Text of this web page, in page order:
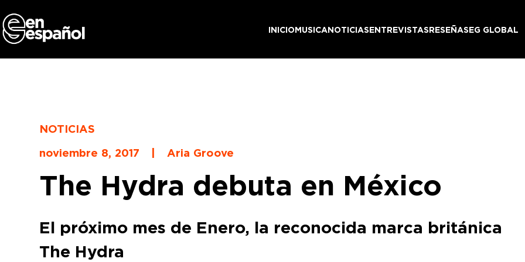
to
content
INICIOMUSICANOTICIASENTREVISTASRESEÑASEG GLOBAL
NOTICIAS
noviembre 8, 2017
| Aria Groove
The Hydra debuta en México
El próximo mes de Enero, la reconocida marca británica
The Hydra